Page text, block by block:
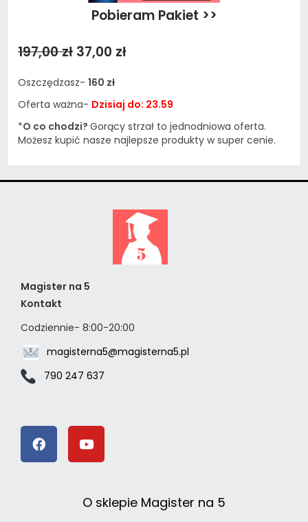
Pobieram Pakiet >>
197,00 zł 37,00 zł
Oszczędzasz- 160 zł
Oferta ważna- Dzisiaj do: 23.59
*O co chodzi? Gorący strzał to jednodniowa oferta.
Możesz kupić nasze najlepsze produkty w super cenie.
Magister na 5
Kontakt
Codziennie- 8:00-20:00
magisterna5@magisterna5.pl
790 247 637
O sklepie Magister na 5